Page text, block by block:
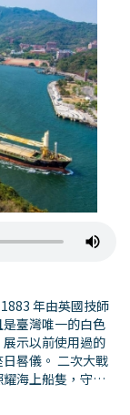
年由英國技師
臺灣唯一的白色
示以前使用過的
晷儀。 二次大戰
海上船隻，守護